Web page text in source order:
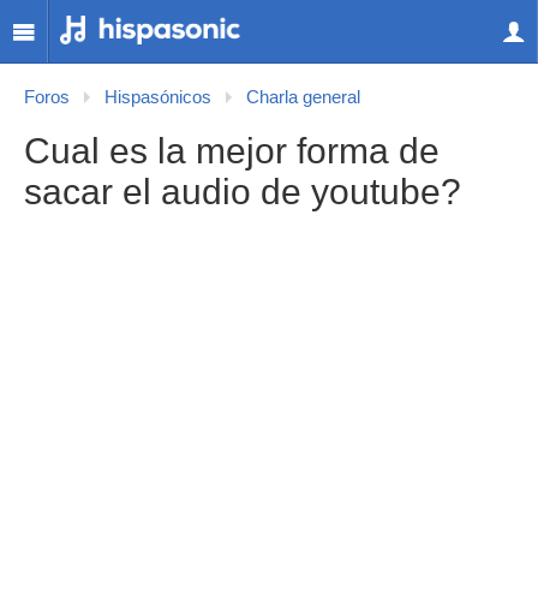
Foros Hispasónicos Charla general
Cual es la mejor forma de
sacar el audio de youtube?